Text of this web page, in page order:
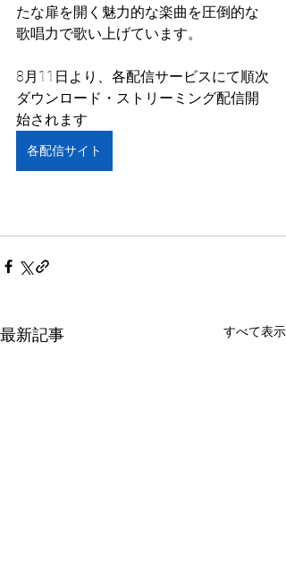
たな扉を開く魅力的な楽曲を圧倒的な
歌唱力で歌い上げています。
8月11日より、各配信サービスにて順次
ダウンロード・ストリーミング配信開
始されます
各配信サイト
最新記事 すべて表示